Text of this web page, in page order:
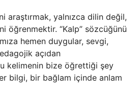
araştırmak, yalnızca dilin değil,
öğrenmektir. “Kalp” sözcüğünü
hemen duygular, sevgi,
açıdan
kelimenin bize öğrettiği şey
bilgi, bir bağlam içinde anlam